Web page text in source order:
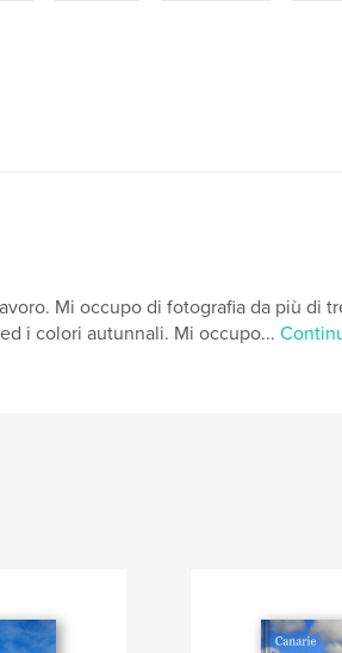
Mi occupo di fotografia da più di
i colori autunnali. Mi occupo...